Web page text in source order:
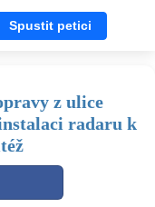
Spustit petici
z ulice
radaru k